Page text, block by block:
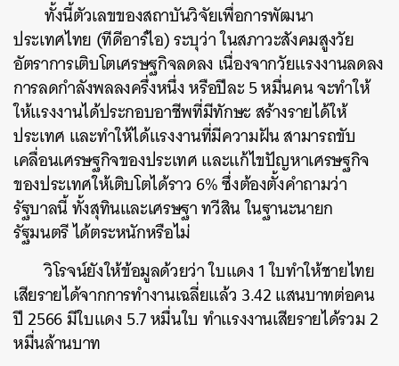
ทั้งนี้ตัวเลขของสถาบันวิจัยเพื่อการพัฒนา
ประเทศไทย (ทีดีอาร์ไอ) ระบุว่า ในสภาวะสังคมสูงวัย
อัตราการเติบโตเศรษฐกิจลดลง เนื่องจากวัยแรงงานลดลง
การลดกำลังพลลงครึ่งหนึ่ง หรือปีละ 5 หมื่นคน จะทำให้
ให้แรงงานได้ประกอบอาชีพที่มีทักษะ สร้างรายได้ให้
ประเทศ และทำให้ได้แรงงานที่มีความฝัน สามารถขับ
เคลื่อนเศรษฐกิจของประเทศ และแก้ไขปัญหาเศรษฐกิจ
ของประเทศให้เติบโตได้ราว 6% ซึ่งต้องตั้งคำถามว่า
รัฐบาลนี้ ทั้งสุทินและเศรษฐา ทวีสิน ในฐานะนายก
รัฐมนตรี ได้ตระหนักหรือไม่
วิโรจน์ยังให้ข้อมูลด้วยว่า ใบแดง 1 ใบทำให้ชายไทย
เสียรายได้จากการทำงานเฉลี่ยแล้ว 3.42 แสนบาทต่อคน
ปี 2566 มีใบแดง 5.7 หมื่นใบ ทำแรงงานเสียรายได้รวม 2
หมื่นล้านบาท
ค้นหา
SHARE TWEET LINE EMAIL